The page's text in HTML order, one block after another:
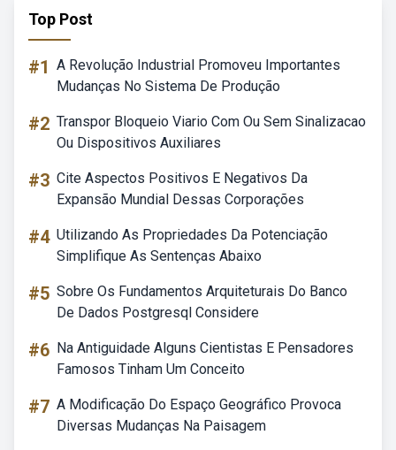
Top Post
#1 A Revolução Industrial Promoveu Importantes
Mudanças No Sistema De Produção
#2 Transpor Bloqueio Viario Com Ou Sem Sinalizacao
Ou Dispositivos Auxiliares
#3 Cite Aspectos Positivos E Negativos Da
Expansão Mundial Dessas Corporações
#4 Utilizando As Propriedades Da Potenciação
Simplifique As Sentenças Abaixo
#5 Sobre Os Fundamentos Arquiteturais Do Banco
De Dados Postgresql Considere
#6 Na Antiguidade Alguns Cientistas E Pensadores
Famosos Tinham Um Conceito
#7 A Modificação Do Espaço Geográfico Provoca
Diversas Mudanças Na Paisagem